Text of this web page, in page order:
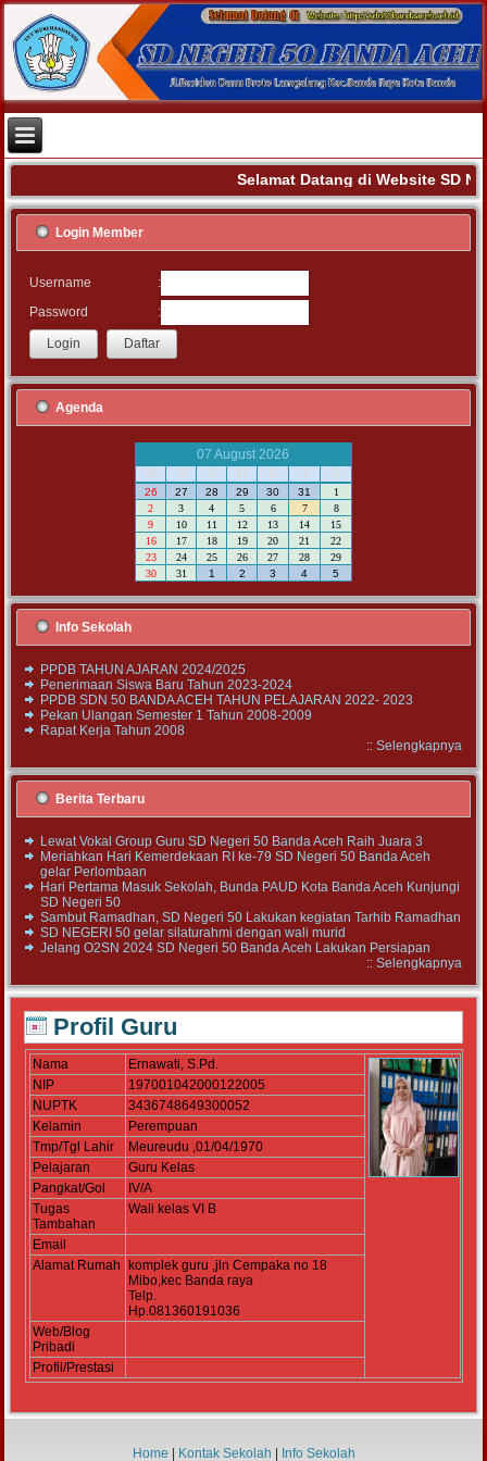
Selamat Datang di Website SD
Login Member
Username
:
Password
:
Agenda
07 August 2026
M
S S R K J S
26 27 28 29 30 31
1
2
3 4 5 6 7
8
9
10 11 12 13 14
15
16
17 18 19 20 21
22
23
24 25 26 27 28
29
30
31 1 2 3 4 5
Info Sekolah
PPDB TAHUN AJARAN 2024/2025
Penerimaan Siswa Baru Tahun 2023-2024
PPDB SDN 50 BANDA ACEH TAHUN PELAJARAN 2022- 2023
Pekan Ulangan Semester 1 Tahun 2008-2009
Rapat Kerja Tahun 2008
:: Selengkapnya
Berita Terbaru
Lewat Vokal Group Guru SD Negeri 50 Banda Aceh Raih Juara 3
Meriahkan Hari Kemerdekaan RI ke-79 SD Negeri 50 Banda Aceh
gelar Perlombaan
Hari Pertama Masuk Sekolah, Bunda PAUD Kota Banda Aceh Kunjungi
SD Negeri 50
Sambut Ramadhan, SD Negeri 50 Lakukan kegiatan Tarhib Ramadhan
SD NEGERI 50 gelar silaturahmi dengan wali murid
Jelang O2SN 2024 SD Negeri 50 Banda Aceh Lakukan Persiapan
:: Selengkapnya
Profil Guru
Nama
Ernawati, S.Pd.
NIP
197001042000122005
NUPTK
3436748649300052
Kelamin
Perempuan
Tmp/Tgl Lahir
Meureudu ,01/04/1970
Pelajaran
Guru Kelas
Pangkat/Gol
IV/A
Tugas
Tambahan
Wali kelas VI B
Email
Alamat Rumah
komplek guru ,jln Cempaka no 18
Mibo,kec Banda raya
Telp.
Hp.081360191036
Web/Blog
Pribadi
Profil/Prestasi
Home Kontak Sekolah Info Sekolah